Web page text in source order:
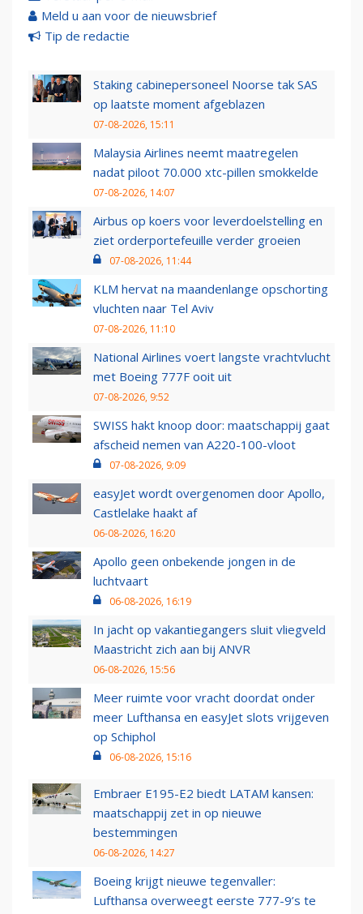
Meld u aan voor de nieuwsbrief
Tip de redactie
Staking cabinepersoneel Noorse tak SAS
op laatste moment afgeblazen
07-08-2026, 15:11
Malaysia Airlines neemt maatregelen
nadat piloot 70.000 xtc-pillen smokkelde
07-08-2026, 14:07
Airbus op koers voor leverdoelstelling en
ziet orderportefeuille verder groeien
07-08-2026, 11:44
KLM hervat na maandenlange opschorting
vluchten naar Tel Aviv
07-08-2026, 11:10
National Airlines voert langste vrachtvlucht
met Boeing 777F ooit uit
07-08-2026, 9:52
SWISS hakt knoop door: maatschappij gaat
afscheid nemen van A220-100-vloot
07-08-2026, 9:09
easyJet wordt overgenomen door Apollo,
Castlelake haakt af
06-08-2026, 16:20
Apollo geen onbekende jongen in de
luchtvaart
06-08-2026, 16:19
In jacht op vakantiegangers sluit vliegveld
Maastricht zich aan bij ANVR
06-08-2026, 15:56
Meer ruimte voor vracht doordat onder
meer Lufthansa en easyJet slots vrijgeven
op Schiphol
06-08-2026, 15:16
Embraer E195-E2 biedt LATAM kansen:
maatschappij zet in op nieuwe
bestemmingen
06-08-2026, 14:27
Boeing krijgt nieuwe tegenvaller:
Lufthansa overweegt eerste 777-9’s te